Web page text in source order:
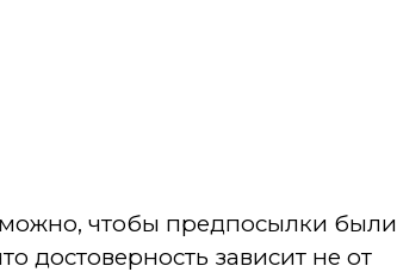
чтобы предпосылки были
достоверность зависит не от